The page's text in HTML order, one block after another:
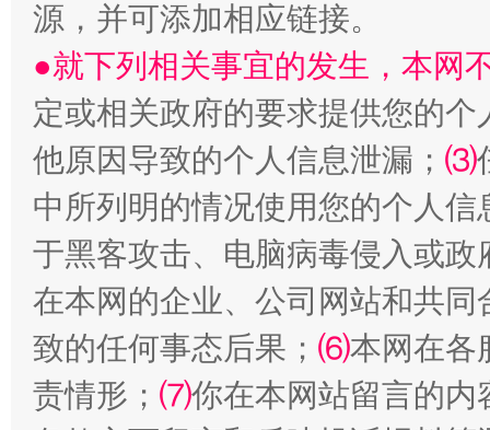
受贿1.44亿！段成刚被判无期 从幼
源，并可添加相应链接。
●就下列相关事宜的发生，本网
定或相关政府的要求提供您的个
他原因导致的个人信息泄漏； ⑶
中所列明的情况使用您的个人
于黑客攻击、电脑病毒侵入或
在本网的企业、公司网站和共
致的任何事态后果； ⑹本网在各
责情形； ⑺你在本网站留言的内